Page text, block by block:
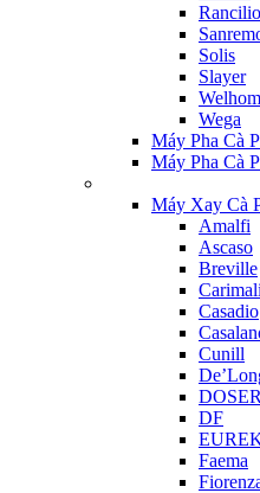
Rancilio
Solis
Slayer
Wega
Máy Pha Cà
Máy Pha Cà
Máy Xay Cà
Amalfi
Ascaso
Breville
Carimali
Casadio
Cunill
DF
Faema